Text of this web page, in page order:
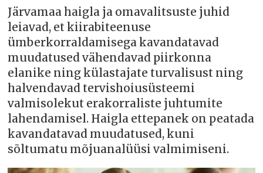
Järvamaa haigla ja omavalitsuste juhid
leiavad, et kiirabiteenuse
ümberkorraldamisega kavandatavad
muudatused vähendavad piirkonna
elanike ning külastajate turvalisust ning
halvendavad tervishoiusüsteemi
valmisolekut erakorraliste juhtumite
lahendamisel. Haigla ettepanek on peatada
kavandatavad muudatused, kuni
sõltumatu mõjuanalüüsi valmimiseni.